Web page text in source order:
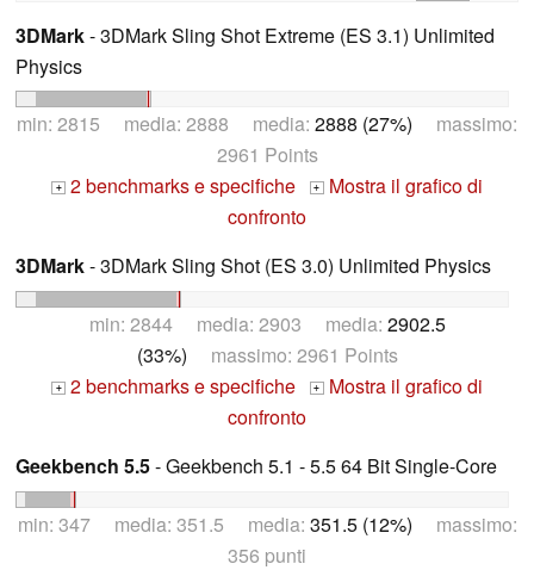
3DMark- 3DMark Sling Shot Extreme (ES 3.1) Unlimited
Physics
min: 2815 media: 2888 media: 2888 (27%) massimo:
2961 Points
+ 2 benchmarks e specifiche + Mostra il grafico di
confronto
3DMark- 3DMark Sling Shot (ES 3.0) Unlimited Physics
min: 2844 media: 2903 media: 2902.5
(33%) massimo: 2961 Points
+ 2 benchmarks e specifiche + Mostra il grafico di
confronto
Geekbench 5.5- Geekbench 5.1 - 5.5 64 Bit Single-Core
min: 347 media: 351.5 media: 351.5 (12%) massimo:
356 punti